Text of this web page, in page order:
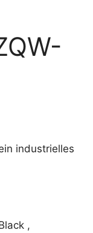
industrielles
,